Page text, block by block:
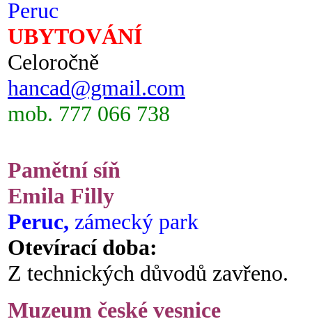
Peruc
UBYTOVÁNÍ
Celoročně
hancad@gmail.com
mob. 777 066 738
Pamětní síň
Emila Filly
Peruc, zámecký park
Otevírací doba:
Z technických důvodů zavřeno.
Muzeum české vesnice